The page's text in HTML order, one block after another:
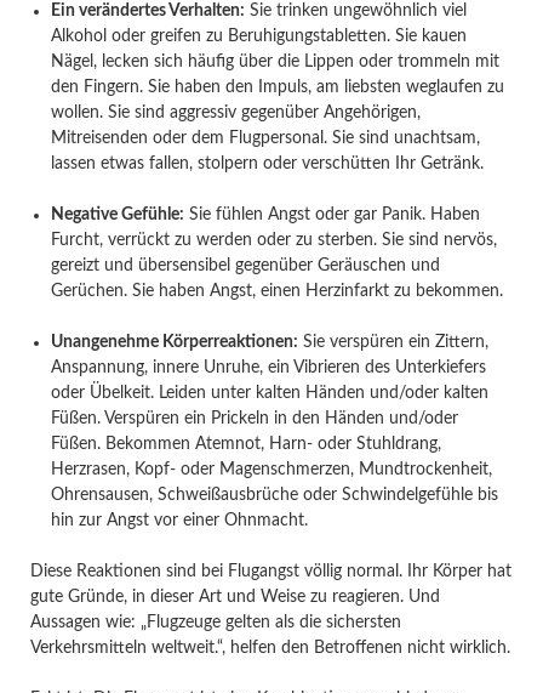
Ein verändertes Verhalten: Sie trinken ungewöhnlich viel
Alkohol oder greifen zu Beruhigungstabletten. Sie kauen
Nägel, lecken sich häufig über die Lippen oder trommeln mit
den Fingern. Sie haben den Impuls, am liebsten weglaufen zu
wollen. Sie sind aggressiv gegenüber Angehörigen,
Mitreisenden oder dem Flugpersonal. Sie sind unachtsam,
lassen etwas fallen, stolpern oder verschütten Ihr Getränk.
Negative Gefühle: Sie fühlen Angst oder gar Panik. Haben
Furcht, verrückt zu werden oder zu sterben. Sie sind nervös,
gereizt und übersensibel gegenüber Geräuschen und
Gerüchen. Sie haben Angst, einen Herzinfarkt zu bekommen.
Unangenehme Körperreaktionen: Sie verspüren ein Zittern,
Anspannung, innere Unruhe, ein Vibrieren des Unterkiefers
oder Übelkeit. Leiden unter kalten Händen und/oder kalten
Füßen. Verspüren ein Prickeln in den Händen und/oder
Füßen. Bekommen Atemnot, Harn- oder Stuhldrang,
Herzrasen, Kopf- oder Magenschmerzen, Mundtrockenheit,
Ohrensausen, Schweißausbrüche oder Schwindelgefühle bis
hin zur Angst vor einer Ohnmacht.
Diese Reaktionen sind bei Flugangst völlig normal. Ihr Körper hat
gute Gründe, in dieser Art und Weise zu reagieren. Und
Aussagen wie: „Flugzeuge gelten als die sichersten
Verkehrsmitteln weltweit.“, helfen den Betroffenen nicht wirklich.